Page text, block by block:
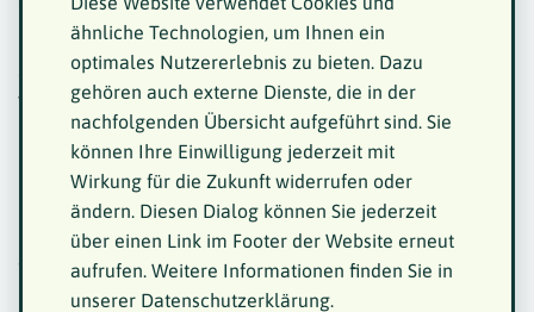
4. Sicher wird es am Anfang Probleme geben, aber wir
finden, es ist einen Versuch wert, online in Kontakt zu
kommen.
5. Denkbar ist auch, zu einem Stammtischtreffen ein
bestimmtes Thema zu besprechen. Das liegt aber bei
denen, die kommen.
ähnliche Technologien, um Ihnen ein
optimales Nutzererlebnis zu bieten. Dazu
gehören auch externe Dienste, die in der
nachfolgenden Übersicht aufgeführt sind. Sie
können Ihre Einwilligung jederzeit mit
Wirkung für die Zukunft widerrufen oder
ändern. Diesen Dialog können Sie jederzeit
über einen Link im Footer der Website erneut
aufrufen. Weitere Informationen finden Sie in
unserer Datenschutzerklärung.